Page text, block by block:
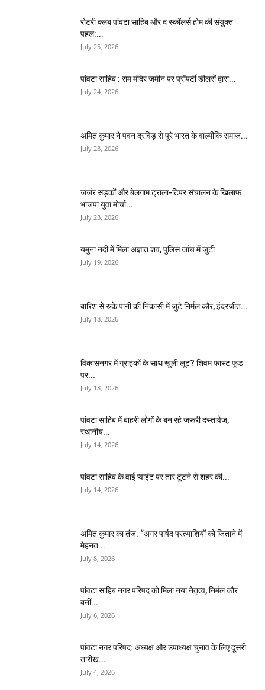
​रोटरी क्लब पांवटा साहिब और द स्कॉलर्स होम की संयुक्त
पहल:...
July 25, 2026
पांवटा साहिब : राम मंदिर जमीन पर प्रॉपर्टी डीलरों द्वारा...
July 24, 2026
अमित कुमार ने पवन द्रविड़ से पूरे भारत के वाल्मीकि समाज...
July 23, 2026
जर्जर सड़कों और बेलगाम ट्राला-टिपर संचालन के खिलाफ
भाजपा युवा मोर्चा...
July 23, 2026
यमुना नदी में मिला अज्ञात शव, पुलिस जांच में जुटी
July 19, 2026
बारिश से रुके पानी की निकासी में जुटे निर्मल कौर, इंदरजीत...
July 18, 2026
विकासनगर में ग्राहकों के साथ खुली लूट? शिवम फास्ट फूड
पर...
July 18, 2026
पांवटा साहिब में बाहरी लोगों के बन रहे जरूरी दस्तावेज,
स्थानीय...
July 14, 2026
पांवटा साहिब के वाई प्वाइंट पर तार टूटने से शहर की...
July 14, 2026
अमित कुमार का तंज: “अगर पार्षद प्रत्याशियों को जिताने में
मेहनत...
July 8, 2026
पांवटा साहिब नगर परिषद को मिला नया नेतृत्व, निर्मल कौर
बनीं...
July 6, 2026
पांवटा नगर परिषद: अध्यक्ष और उपाध्यक्ष चुनाव के लिए दूसरी
तारीख...
July 4, 2026